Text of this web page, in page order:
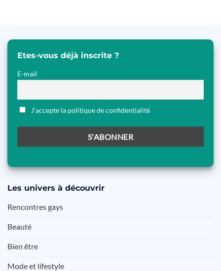
Etes-vous déjà inscrite ?
E-mail
J'accepte la politique de confidentialité
Les univers à découvrir
Rencontres gays
Beauté
Bien être
Mode et lifestyle